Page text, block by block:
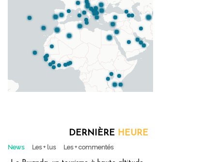
DERNIÈRE HEURE
News Les + lus Les + commentés